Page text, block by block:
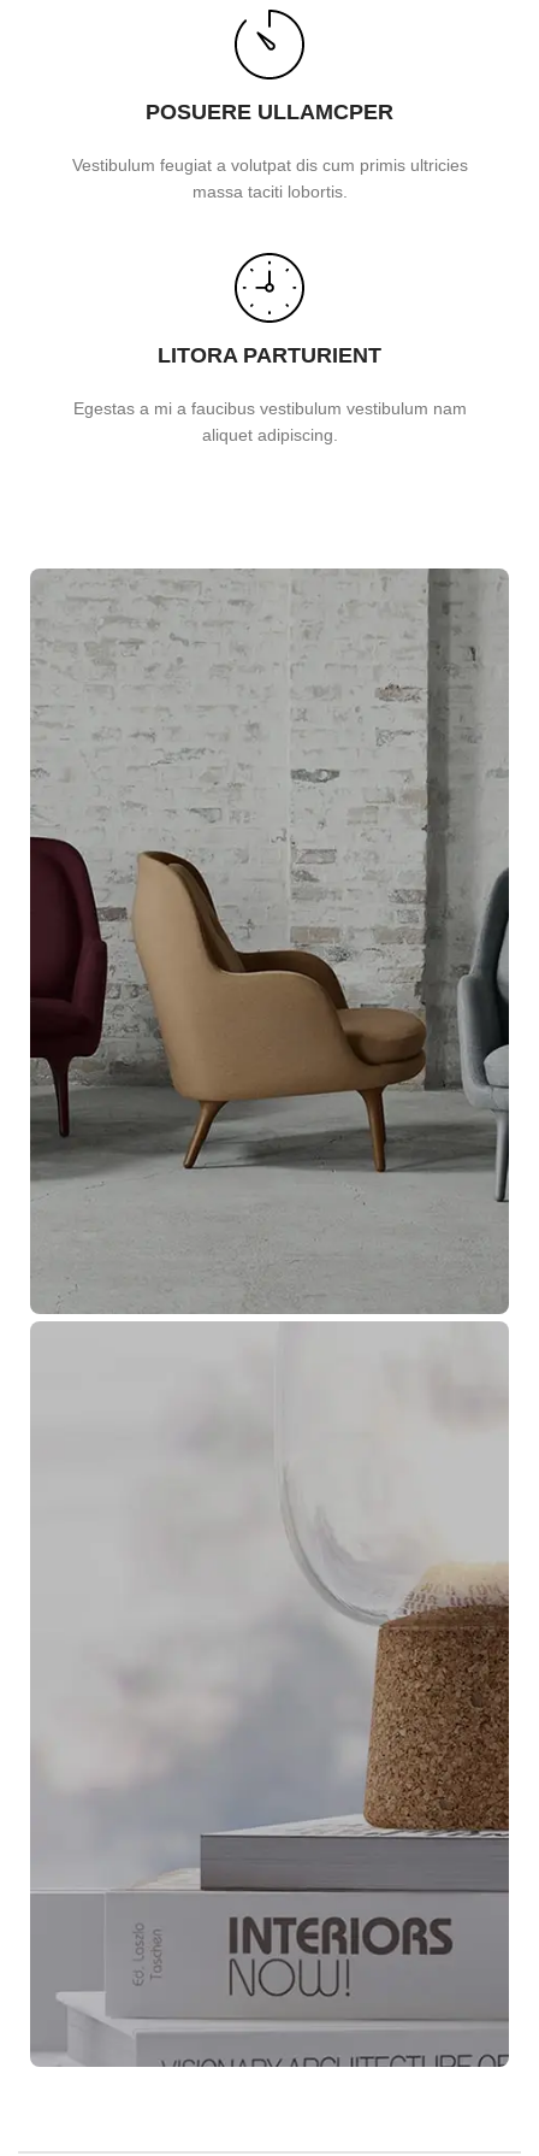
POSUERE ULLAMCPER
Vestibulum feugiat a volutpat dis cum primis ultricies
massa taciti lobortis.
LITORA PARTURIENT
Egestas a mi a faucibus vestibulum vestibulum nam
aliquet adipiscing.